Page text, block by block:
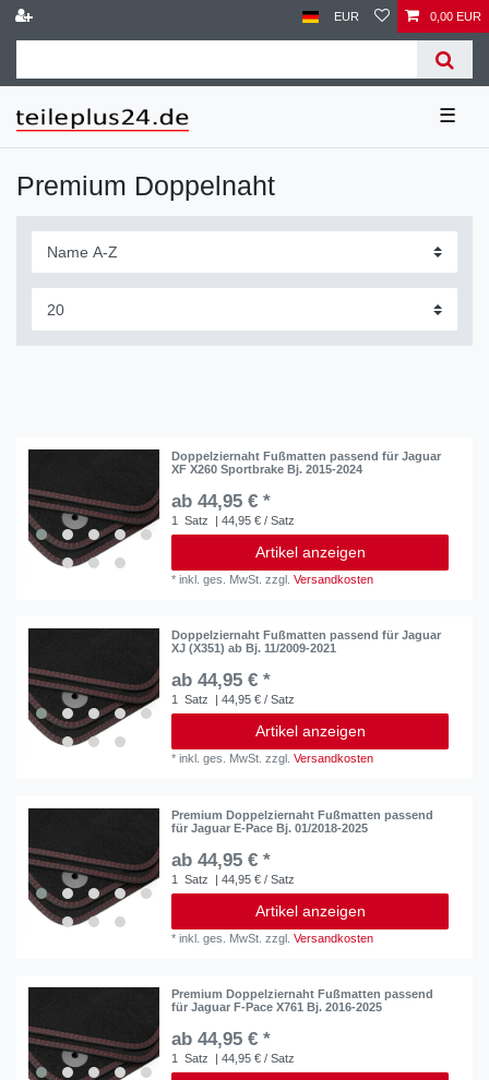
EUR 0,00 EUR
☰
Premium Doppelnaht
Doppelziernaht Fußmatten passend für Jaguar
XF X260 Sportbrake Bj. 2015-2024
ab 44,95 € *
1 Satz | 44,95 € / Satz
Artikel anzeigen
*inkl. ges. MwSt. zzgl.Versandkosten
Doppelziernaht Fußmatten passend für Jaguar
XJ (X351) ab Bj. 11/2009-2021
ab 44,95 € *
1 Satz | 44,95 € / Satz
Artikel anzeigen
*inkl. ges. MwSt. zzgl.Versandkosten
Premium Doppelziernaht Fußmatten passend
für Jaguar E-Pace Bj. 01/2018-2025
ab 44,95 € *
1 Satz | 44,95 € / Satz
Artikel anzeigen
*inkl. ges. MwSt. zzgl.Versandkosten
Premium Doppelziernaht Fußmatten passend
für Jaguar F-Pace X761 Bj. 2016-2025
ab 44,95 € *
1 Satz | 44,95 € / Satz